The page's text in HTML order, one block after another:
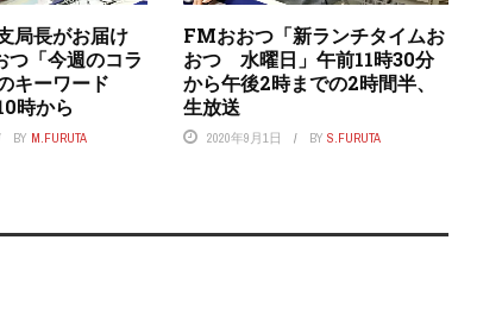
局長がお届け
「今週のコラ
キーワード
時から
BY M.FURUTA
FMおおつ「新ランチタイムお
おつ 水曜日」午前11時30分
から午後2時までの2時間半、
生放送
2020年9月1日 BY S.FURUTA